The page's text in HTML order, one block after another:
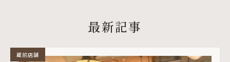
最新記事
蔵前店舗